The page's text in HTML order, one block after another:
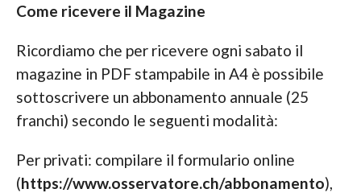
Come ricevere il Magazine
Ricordiamo che per ricevere ogni sabato il
magazine in PDF stampabile in A4 è possibile
sottoscrivere un abbonamento annuale (25
franchi) secondo le seguenti modalità:
Per privati: compilare il formulario online
(https://www.osservatore.ch/abbonamento),